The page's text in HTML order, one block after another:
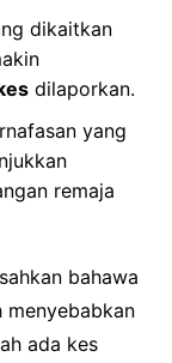
dikaitkan
dilaporkan.
yang
remaja
bahawa
menyebabkan
ada kes